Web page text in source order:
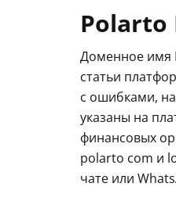
Доменное имя
статьи
с ошибками,
указаны на
финансовых
polarto com и
чате или